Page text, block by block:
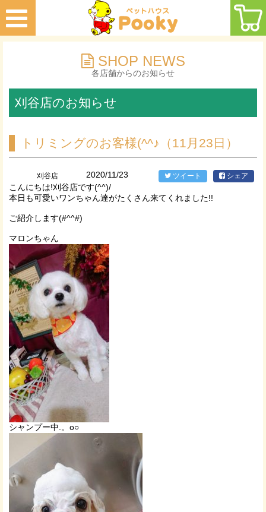
SHOP NEWS
各店舗からのお知らせ
刈谷店のお知らせ
トリミングのお客様(^^♪（11月23日）
刈谷店 2020/11/23 ツイート シェア
こんにちは!刈谷店です(^^)/
本日も可愛いワンちゃん達がたくさん来てくれました!!
ご紹介します(#^^#)
マロンちゃん
シャンプー中.。o○